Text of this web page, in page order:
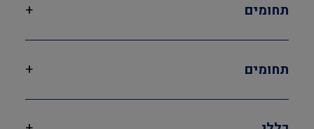
תחומים +
תחומים +
בטיחות